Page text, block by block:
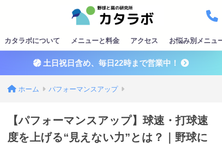
カタラボについて メニューと料金 アクセス お悩み別メニュ
土日祝日含め、毎日22時まで営業中！
ホーム パフォーマンスアップ
【パフォーマンスアップ】球速・打球速
度を上げる“見えない力”とは？｜野球に